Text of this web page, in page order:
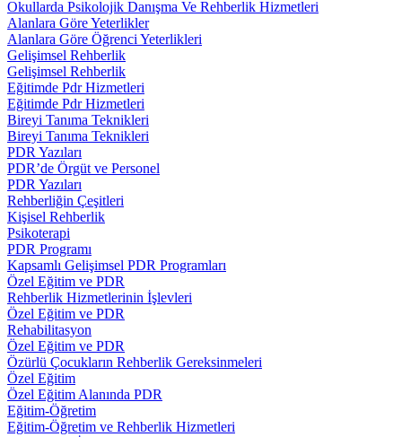
Okullarda Psikolojik Danışma Ve Rehberlik Hizmetleri
Alanlara Göre Yeterlikler
Alanlara Göre Öğrenci Yeterlikleri
Gelişimsel Rehberlik
Gelişimsel Rehberlik
Eğitimde Pdr Hizmetleri
Eğitimde Pdr Hizmetleri
Bireyi Tanıma Teknikleri
Bireyi Tanıma Teknikleri
PDR Yazıları
PDR’de Örgüt ve Personel
PDR Yazıları
Rehberliğin Çeşitleri
Kişisel Rehberlik
Psikoterapi
PDR Programı
Kapsamlı Gelişimsel PDR Programları
Özel Eğitim ve PDR
Rehberlik Hizmetlerinin İşlevleri
Özel Eğitim ve PDR
Rehabilitasyon
Özel Eğitim ve PDR
Özürlü Çocukların Rehberlik Gereksinmeleri
Özel Eğitim
Özel Eğitim Alanında PDR
Eğitim-Öğretim
Eğitim-Öğretim ve Rehberlik Hizmetleri